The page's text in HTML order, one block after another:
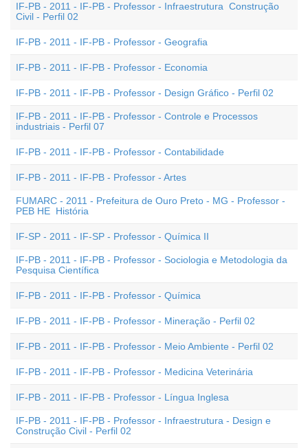
IF-PB - 2011 - IF-PB - Professor - Infraestrutura  Construção
Civil - Perfil 02
IF-PB - 2011 - IF-PB - Professor - Geografia
IF-PB - 2011 - IF-PB - Professor - Economia
IF-PB - 2011 - IF-PB - Professor - Design Gráfico - Perfil 02
IF-PB - 2011 - IF-PB - Professor - Controle e Processos
industriais - Perfil 07
IF-PB - 2011 - IF-PB - Professor - Contabilidade
IF-PB - 2011 - IF-PB - Professor - Artes
FUMARC - 2011 - Prefeitura de Ouro Preto - MG - Professor -
PEB HE  História
IF-SP - 2011 - IF-SP - Professor - Química II
IF-PB - 2011 - IF-PB - Professor - Sociologia e Metodologia da
Pesquisa Científica
IF-PB - 2011 - IF-PB - Professor - Química
IF-PB - 2011 - IF-PB - Professor - Mineração - Perfil 02
IF-PB - 2011 - IF-PB - Professor - Meio Ambiente - Perfil 02
IF-PB - 2011 - IF-PB - Professor - Medicina Veterinária
IF-PB - 2011 - IF-PB - Professor - Língua Inglesa
IF-PB - 2011 - IF-PB - Professor - Infraestrutura - Design e
Construção Civil - Perfil 02